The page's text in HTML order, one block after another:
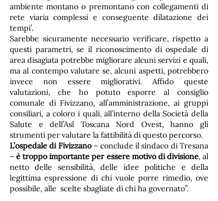
ambiente montano o premontano con collegamenti di
rete viaria complessi e conseguente dilatazione dei
tempi’.
Sarebbe sicuramente necessario verificare, rispetto a
questi parametri, se il riconoscimento di ospedale di
area disagiata potrebbe migliorare alcuni servizi e quali,
ma al contempo valutare se, alcuni aspetti, potrebbero
invece non essere migliorativi. Affido queste
valutazioni, che ho potuto esporre al consiglio
comunale di Fivizzano, all’amministrazione, ai gruppi
consiliari, a coloro i quali, all’interno della Società della
Salute e dell’Asl Toscana Nord Ovest, hanno gli
strumenti per valutare la fattibilità di questo percorso.
L’ospedale di Fivizzano– conclude il sindaco di Tresana
–è troppo importante per essere motivo di divisione, al
netto delle sensibilità, delle idee politiche e della
legittima espressione di chi vuole porre rimedio, ove
possibile, alle scelte sbagliate di chi ha governato”.